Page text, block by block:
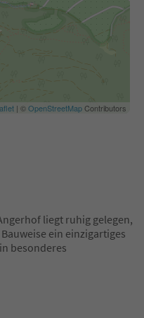
| ©OpenStreetMapContributors
liegt ruhig gelegen,
ein einzigartiges
besonderes